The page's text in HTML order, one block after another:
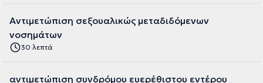
Αντιμετώπιση σεξουαλικώς μεταδιδόμενων
νοσημάτων
30 λεπτά
αντιμετώπιση συνδρόμου ευερέθιστου εντέρου